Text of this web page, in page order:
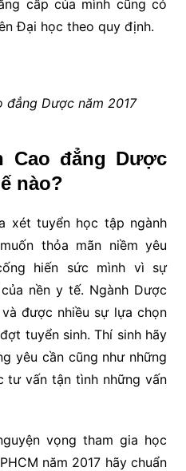
cấp của mình cũng có
Đại học theo quy định.
đẳng Dược năm 2017
Cao đẳng Dược
nào?
xét tuyển học tập ngành
thỏa mãn niềm yêu
hiến sức mình vì sự
nền y tế. Ngành Dược
được nhiều sự lựa chọn
tuyển sinh. Thí sinh hãy
yêu cần cũng như những
tư vấn tận tình những vấn
vọng tham gia học
năm 2017 hãy chuẩn